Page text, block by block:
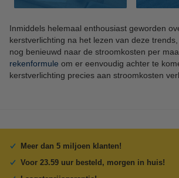
Inmiddels helemaal enthousiast geworden
kerstverlichting na het lezen van deze
nog benieuwd naar de stroomkosten per
rekenformule om er eenvoudig achter te
kerstverlichting precies aan stroomkosten
Meer dan 5 miljoen klanten!
Voor 23.59 uur besteld, morgen in huis!